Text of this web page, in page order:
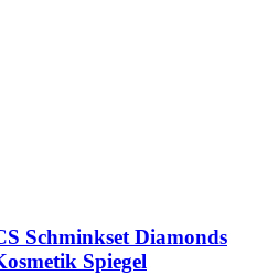
Schminkset Diamonds
Spiegel